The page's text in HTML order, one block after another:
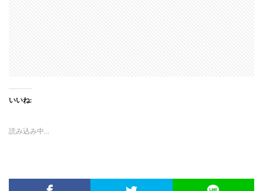
いいね:
読み込み中…